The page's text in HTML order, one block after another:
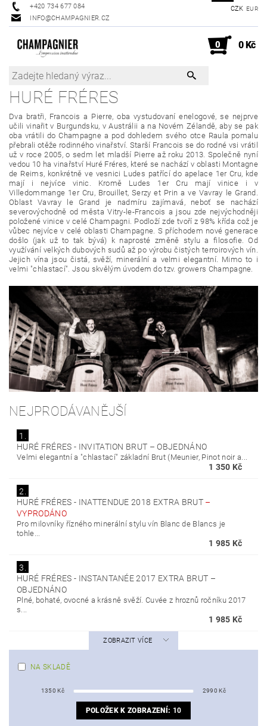
+420 734 677 084
INFO@CHAMPAGNIER.CZ
CZK EUR
0 0 Kč
HURÉ FRÉRES
Dva bratři, Francois a Pierre, oba vystudovaní enelogové, se nejprve
učili vinařit v Burgundsku, v Austrálii a na Novém Zélandě, aby se pak
oba vrátili do Champagne a pod dohledem svého otce Raula pomalu
přebrali otěže rodinného vinařství. Starší Francois se do rodné vsi vrátil
už v roce 2005, o sedm let mladší Pierre až roku 2013. Společně nyní
vedou 10 ha vinařství Huré Fréres, které se nachází v oblasti Montagne
de Reims, konkrétně ve vesnici Ludes patřící do apelace 1er Cru, kde
mají i nejvíce vinic. Kromě Ludes 1er Cru mají vinice i v
Villedommange 1er Cru, Brouillet, Serzy et Prin a ve Vavray le Grand.
Oblast Vavray le Grand je nadmíru zajímavá, neboť se nachází
severovýchodně od města Vitry-le-Francois a jsou zde nejvýchodněji
položené vinice v celé Champagni. Podloží zde tvoří z 98% křída což je
vůbec nejvíce v celé oblasti Champagne. S příchodem nové generace
došlo (jak už to tak bývá) k naprosté změně stylu a filosofie. Od
využívání velkých dubových sudů až po výrobu čistých terroirových vín.
Jejich vína jsou čistá, svěží, minerální a velmi elegantní. Mimo to i
velmi "chlastací". Jsou skvělým úvodem do tzv. growers Champagne.
NEJPRODÁVANĚJŠÍ
1.
HURÉ FRÉRES - INVITATION BRUT –OBJEDNÁNO
Velmi elegantní a "chlastací" základní Brut (Meunier, Pinot noir a...
1 350 Kč
2.
HURÉ FRÉRES - INATTENDUE 2018 EXTRA BRUT –
VYPRODÁNO
Pro milovníky řízného minerální stylu vín Blanc de Blancs je
tohle...
1 985 Kč
3.
HURÉ FRÉRES - INSTANTANÉE 2017 EXTRA BRUT –
OBJEDNÁNO
Plné, bohaté, ovocné a krásně svěží. Cuvée z hroznů ročníku 2017
s...
1 985 Kč
ZOBRAZIT VÍCE
NA SKLADĚ
1350 Kč 2990 Kč
POLOŽEK K ZOBRAZENÍ: 10